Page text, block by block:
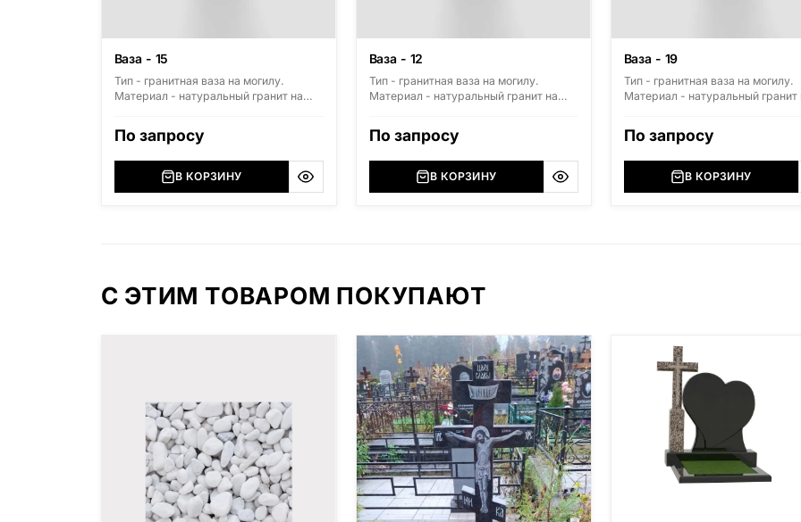
Ваза - 15
Тип - гранитная ваза на могилу.
Материал - натуральный гранит на
По запросу
В КОРЗИНУ
Ваза - 12
Тип - гранитная ваза на могилу.
Материал - натуральный гранит на
По запросу
В КОРЗИНУ
Ваза - 19
Тип - гранитная ваза на могилу.
Материал - натуральный гранит
По запросу
В КОРЗИНУ
С ЭТИМ ТОВАРОМ ПОКУПАЮТ